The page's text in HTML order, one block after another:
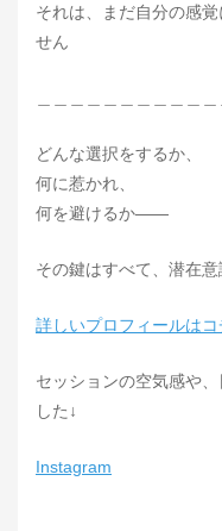
それは、まだ自分の感
せん
どんな選択をするか、
何に惹かれ、
何を避けるか――
その鍵はすべて、潜在
詳しいプロフィールはコ
セッションの空気感や
した↓
Instagram